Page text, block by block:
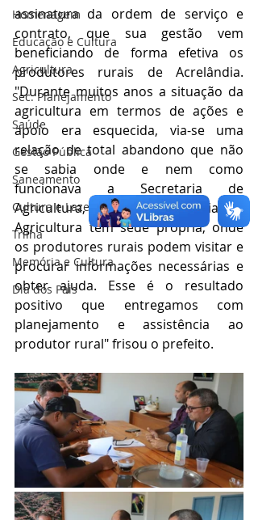
Homenagem
Educação e Cultura
Agricultura
Sec. Planejamento
Saúde
Gestão Pública
Saneamento
Cultura e Lazer
Trilha
Memória e Cultura
Dia dos Pais
assinatura da ordem de serviço e
contrato, que sua gestão vem
beneficiando de forma efetiva os
produtores rurais de Acrelândia.
"Durante muitos anos a situação da
agricultura em termos de ações e
apoio era esquecida, via-se uma
relação de total abandono que não
se sabia onde e nem como
funcionava a Secretaria de
Agricultura, agora a secretaria de
Agricultura tem sede própria, onde
os produtores rurais podem visitar e
procurar informações necessárias e
obter ajuda. Esse é o resultado
positivo que entregamos com
planejamento e assistência ao
produtor rural" frisou o prefeito.